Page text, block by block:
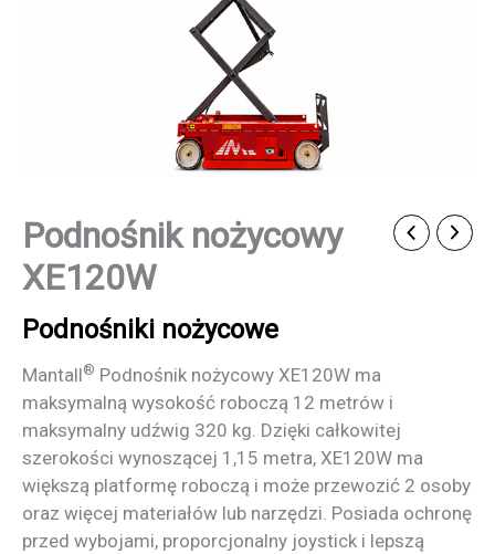
Podnośnik nożycowy
XE120W
Podnośniki nożycowe
Mantall® Podnośnik nożycowy XE120W ma
maksymalną wysokość roboczą 12 metrów i
maksymalny udźwig 320 kg. Dzięki całkowitej
szerokości wynoszącej 1,15 metra, XE120W ma
większą platformę roboczą i może przewozić 2 osoby
oraz więcej materiałów lub narzędzi. Posiada ochronę
przed wybojami, proporcjonalny joystick i lepszą